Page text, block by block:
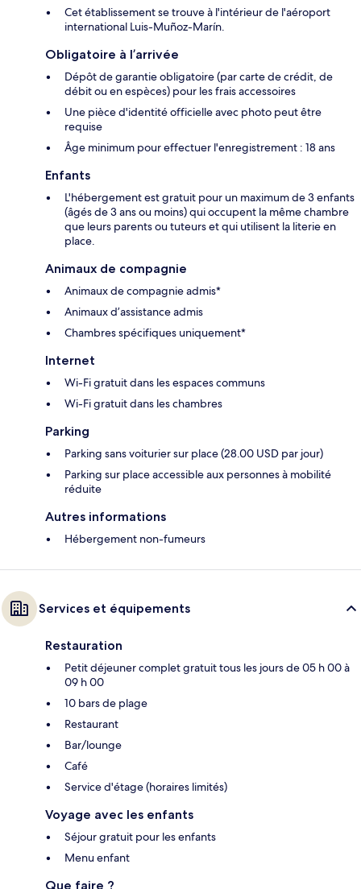
Cet établissement se trouve à l'intérieur de l'aéroport
international Luis-Muñoz-Marín.
Obligatoire à l’arrivée
Dépôt de garantie obligatoire (par carte de crédit, de
débit ou en espèces) pour les frais accessoires
Une pièce d'identité officielle avec photo peut être
requise
Âge minimum pour effectuer l'enregistrement : 18 ans
Enfants
L'hébergement est gratuit pour un maximum de 3 enfants
(âgés de 3 ans ou moins) qui occupent la même chambre
que leurs parents ou tuteurs et qui utilisent la literie en
place.
Animaux de compagnie
Animaux de compagnie admis*
Animaux d’assistance admis
Chambres spécifiques uniquement*
Internet
Wi-Fi gratuit dans les espaces communs
Wi-Fi gratuit dans les chambres
Parking
Parking sans voiturier sur place (28.00 USD par jour)
Parking sur place accessible aux personnes à mobilité
réduite
Autres informations
Hébergement non-fumeurs
Services et équipements
Restauration
Petit déjeuner complet gratuit tous les jours de 05 h 00 à
09 h 00
10 bars de plage
Restaurant
Bar/lounge
Café
Service d'étage (horaires limités)
Voyage avec les enfants
Séjour gratuit pour les enfants
Menu enfant
Que faire ?